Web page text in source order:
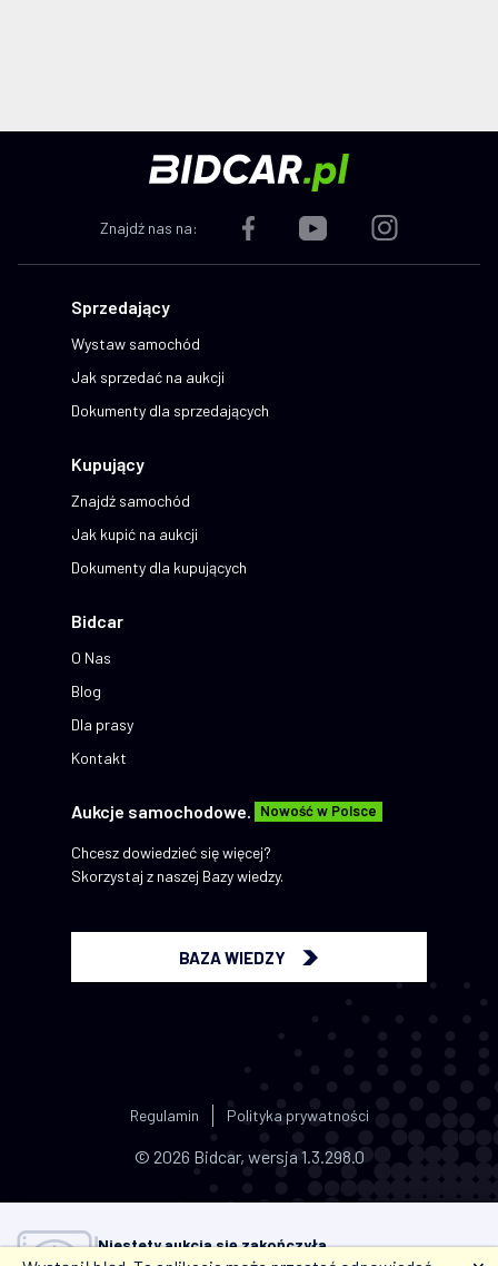
Niestety aukcja się zakończyła.
Znajdź nas na:
Sprzedający
Wystaw samochód
Jak sprzedać na aukcji
Dokumenty dla sprzedających
Kupujący
Znajdź samochód
Jak kupić na aukcji
Dokumenty dla kupujących
Bidcar
O Nas
Blog
Dla prasy
Kontakt
Aukcje samochodowe. Nowość w Polsce
Chcesz dowiedzieć się więcej?
Skorzystaj z naszej Bazy wiedzy.
BAZA WIEDZY
© 2026 Bidcar, wersja 1.3.298.0
Regulamin Polityka prywatności